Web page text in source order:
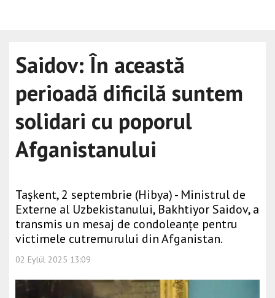
Saidov: În această
perioadă dificilă suntem
solidari cu poporul
Afganistanului
Tașkent, 2 septembrie (Hibya) - Ministrul de
Externe al Uzbekistanului, Bakhtiyor Saidov, a
transmis un mesaj de condoleanțe pentru
victimele cutremurului din Afganistan.
02 Eylül 2025 13:09